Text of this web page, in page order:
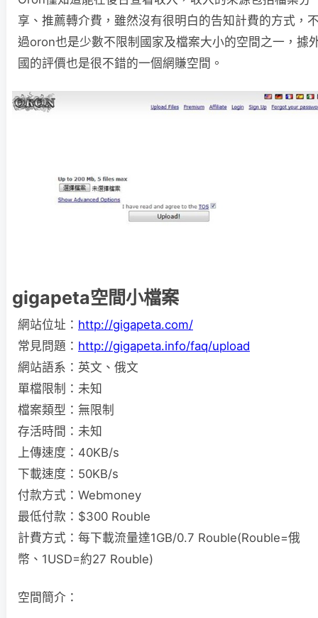
享、推薦轉介費，雖然沒有很明白的告知計費的方式，
過oron也是少數不限制國家及檔案大小的空間之一，據
國的評價也是很不錯的一個網賺空間。
gigapeta空間小檔案
網站位址： http://gigapeta.com/
常見問題： http://gigapeta.info/faq/upload
網站語系：英文、俄文
單檔限制：未知
檔案類型：無限制
存活時間：未知
上傳速度：40KB/s
下載速度：50KB/s
付款方式：Webmoney
最低付款：$300 Rouble
計費方式：每下載流量達1GB/0.7 Rouble(Rouble=俄
幣、1USD=約27 Rouble)
空間簡介：